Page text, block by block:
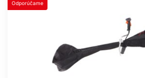
Odporúčame